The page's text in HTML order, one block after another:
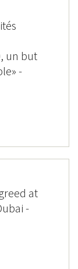
un but
-
at
-